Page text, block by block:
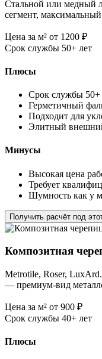
Стальной или медный
сегмент,
Цена за м² от 1200 ₽
Срок службы 50+ лет
Плюсы
Срок службы
Герметичный
Подходит для
Элитный
Минусы
Высокая цена
Требует
Шумность как у
Получить расчёт под
Композитная
Metrotile, Roser,
— премиум-вид
Цена за м² от 900 ₽
Срок службы 40+ лет
Плюсы